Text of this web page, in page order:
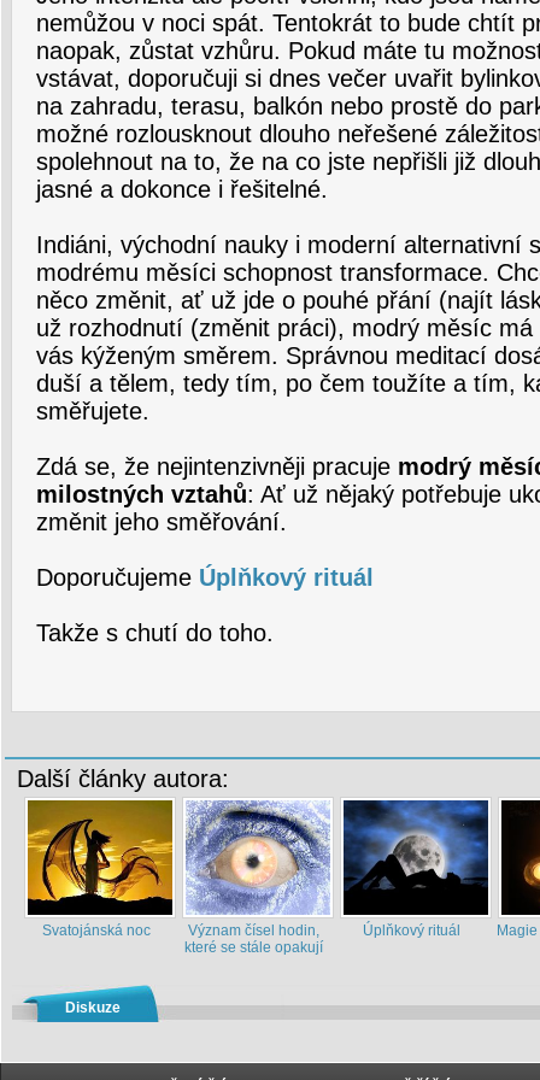
nemůžou v noci spát. Tentokrát to bude chtít
naopak, zůstat vzhůru. Pokud máte tu
vstávat, doporučuji si dnes večer uvařit
na zahradu, terasu, balkón nebo prostě do
možné rozlousknout dlouho neřešené
spolehnout na to, že na co jste nepřišli již
jasné a dokonce i řešitelné.
Indiáni, východní nauky i moderní alternativní
modrému měsíci schopnost transformace.
něco změnit, ať už jde o pouhé přání (najít
už rozhodnutí (změnit práci), modrý měsíc má
vás kýženým směrem. Správnou meditací
duší a tělem, tedy tím, po čem toužíte a tím,
směřujete.
Zdá se, že nejintenzivněji pracuje modrý
milostných vztahů: Ať už nějaký potřebuje
změnit jeho směřování.
Doporučujeme Úplňkový rituál
Takže s chutí do toho.
Další články autora:
Svatojánská noc
Význam čísel hodin,
které se stále opakují
Úplňkový rituál
Diskuze